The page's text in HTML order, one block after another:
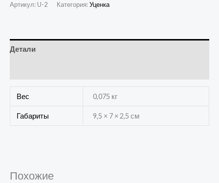
Артикул: U-2 Категория:Уценка
Детали
Вес 0,075 кг
Габариты 9,5 × 7 × 2,5 см
Похожие